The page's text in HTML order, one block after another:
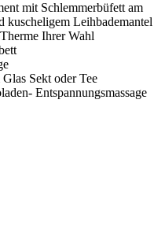
mit Schlemmerbüfett am
kuscheligem Leihbademantel
Ihrer Wahl
Sekt oder Tee
Entspannungsmassage